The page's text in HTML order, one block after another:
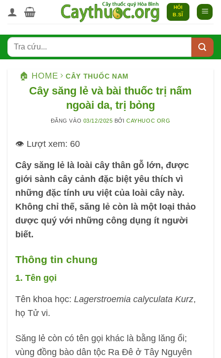
qua
dung
HỎI
B.SĨ
🏠 HOME CÂY THUỐC NAM
Cây săng lẻ và bài thuốc trị nấm
ngoài da, trị bỏng
ĐĂNG VÀO 03/12/2025 BỞICAYHUOC ORG
👁️ Lượt xem: 60
Cây săng lẻ là loài cây thân gỗ lớn, được
giới sành cây cảnh đặc biệt yêu thích vì
những đặc tính ưu việt của loài cây này.
Không chỉ thế, săng lẻ còn là một loại thảo
dược quý với những công dụng ít người
biết.
Thông tin chung
1. Tên gọi
Tên khoa học: Lagerstroemia calyculata Kurz,
họ Tử vi.
Săng lẻ còn có tên gọi khác là bằng lăng ổi;
vùng đồng bào dân tộc Ra Đê ở Tây Nguyên